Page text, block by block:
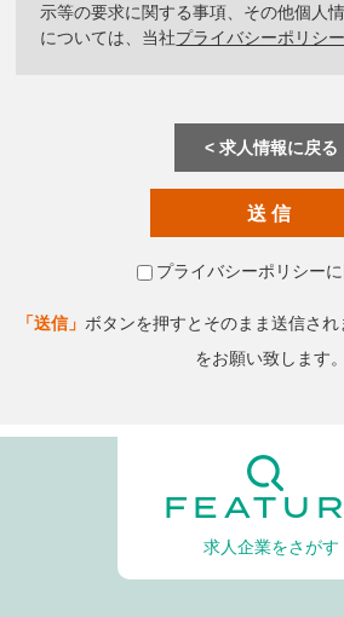
示等の要求に関する事項、その他個人
については、当社プライバシーポリシー
求人情報に戻る
プライバシーポリシー
「送信」 ボタンを押すとそのまま送信さ
をお願い致します。
求人企業をさがす